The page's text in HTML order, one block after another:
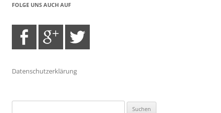
FOLGE UNS AUCH AUF
Datenschutzerklärung